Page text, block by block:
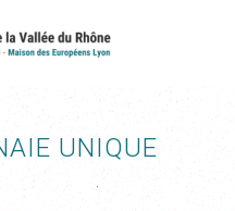
UNIQUE